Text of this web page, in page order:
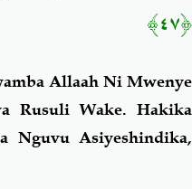
﴿٤٧﴾
Allaah Ni Mwenye
Rusuli Wake. Hakika
Nguvu Asiyeshindika,